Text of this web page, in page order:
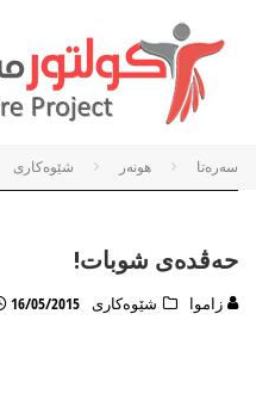
سه‌ره‌تا هونه‌ر شێوه‌کاری
حەڤدەی شوبات!
زاموا شێوه‌کاری 16/05/2015